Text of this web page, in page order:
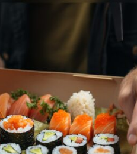
la culpa en este accidente
pasó una luz de semáforo en
por la conductora que
a la mujer del auto, que
con los documentos de su